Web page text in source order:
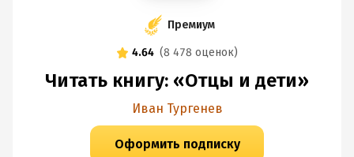
Премиум
4.64 (8 478 оценок)
Читать книгу: «Отцы и дети»
Иван Тургенев
Оформить подписку